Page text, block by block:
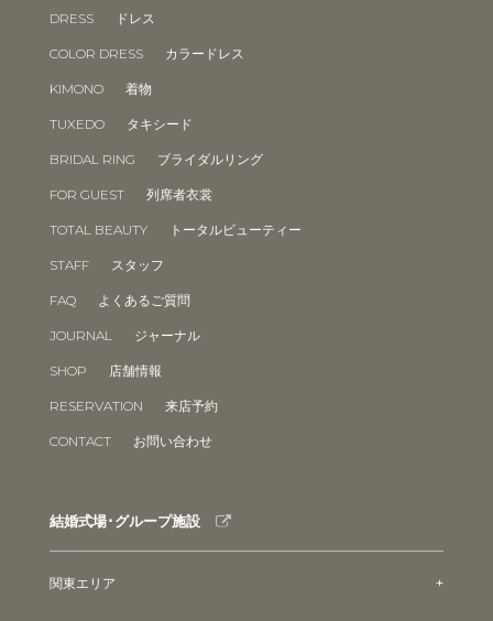
DRESS ドレス
COLOR DRESS カラードレス
KIMONO 着物
TUXEDO タキシード
BRIDAL RING ブライダルリング
FOR GUEST 列席者衣裳
TOTAL BEAUTY トータルビューティー
STAFF スタッフ
FAQ よくあるご質問
JOURNAL ジャーナル
SHOP 店舗情報
RESERVATION 来店予約
CONTACT お問い合わせ
結婚式場･グループ施設
関東エリア